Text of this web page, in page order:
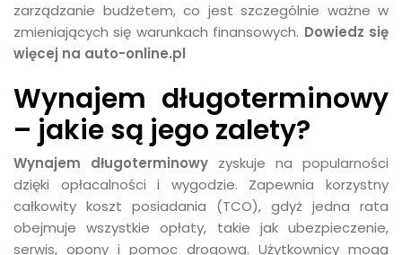
zarządzanie budżetem, co jest szczególnie ważne w
zmieniających się warunkach finansowych. Dowiedz się
więcej na auto-online.pl
Wynajem długoterminowy
– jakie są jego zalety?
Wynajem długoterminowy zyskuje na popularności
dzięki opłacalności i wygodzie. Zapewnia korzystny
całkowity koszt posiadania (TCO), gdyż jedna rata
obejmuje wszystkie opłaty, takie jak ubezpieczenie,
serwis, opony i pomoc drogową. Użytkownicy mogą